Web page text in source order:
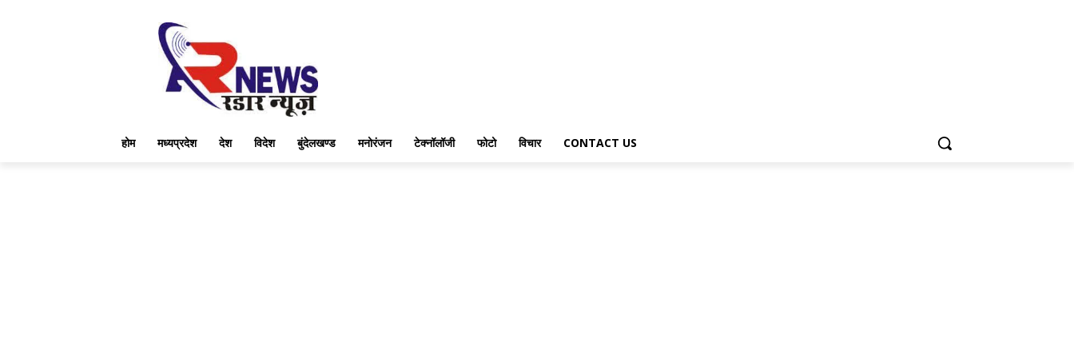
होम मध्यप्रदेश देश विदेश बुंदेलखण्ड मनोरंजन टेक्नॉलॉजी फोटो विचार CONTACT US